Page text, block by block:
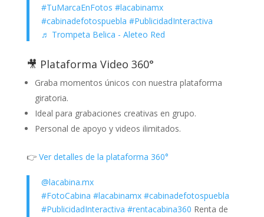
#TuMarcaEnFotos #lacabinamx
#cabinadefotospuebla #PublicidadInteractiva
♬ Trompeta Belica - Aleteo Red
🎥 Plataforma Video 360°
Graba momentos únicos con nuestra plataforma
giratoria.
Ideal para grabaciones creativas en grupo.
Personal de apoyo y videos ilimitados.
👉 Ver detalles de la plataforma 360°
@lacabina.mx
#FotoCabina #lacabinamx #cabinadefotospuebla
#PublicidadInteractiva #rentacabina360 Renta de